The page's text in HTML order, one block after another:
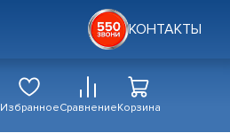
КОНТАКТЫ
ИзбранноеСравнениеКорзина